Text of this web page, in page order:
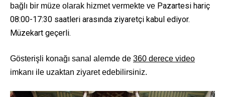
bağlı bir müze olarak hizmet vermekte ve Pazartesi hariç
08:00-17:30 saatleri arasında ziyaretçi kabul ediyor.
Müzekart geçerli.
Gösterişli konağı sanal alemde de 360 derece video
imkanı ile uzaktan ziyaret edebilirsiniz.